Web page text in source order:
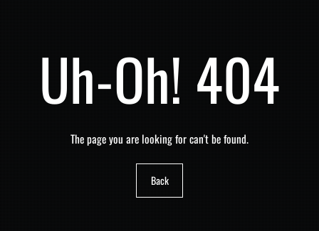
Uh-Oh! 404
The page you are looking for can't be found.
Back